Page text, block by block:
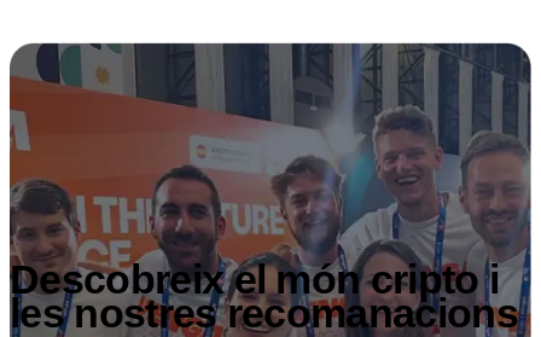
Descobreix el món cripto i
les nostres recomanacions